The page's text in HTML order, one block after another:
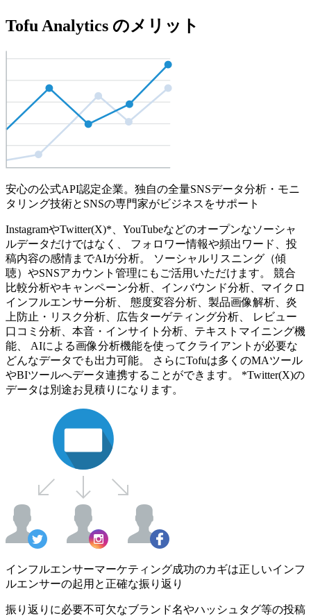
Tofu Analytics のメリット
安心の公式API認定企業。独自の全量SNSデータ分析・モニ
タリング技術とSNSの専門家がビジネスをサポート
InstagramやTwitter(X)*、YouTubeなどのオープンなソーシャ
ルデータだけではなく、 フォロワー情報や頻出ワード、投
稿内容の感情までAIが分析。 ソーシャルリスニング（傾
聴）やSNSアカウント管理にもご活用いただけます。 競合
比較分析やキャンペーン分析、インバウンド分析、マイクロ
インフルエンサー分析、 態度変容分析、製品画像解析、炎
上防止・リスク分析、広告ターゲティング分析、 レビュー
口コミ分析、本音・インサイト分析、テキストマイニング機
能、 AIによる画像分析機能を使ってクライアントが必要な
どんなデータでも出力可能。 さらにTofuは多くのMAツール
やBIツールへデータ連携することができます。 *Twitter(X)の
データは別途お見積りになります。
インフルエンサーマーケティング成功のカギは正しいインフ
ルエンサーの起用と正確な振り返り
振り返りに必要不可欠なブランド名やハッシュタグ等の投稿